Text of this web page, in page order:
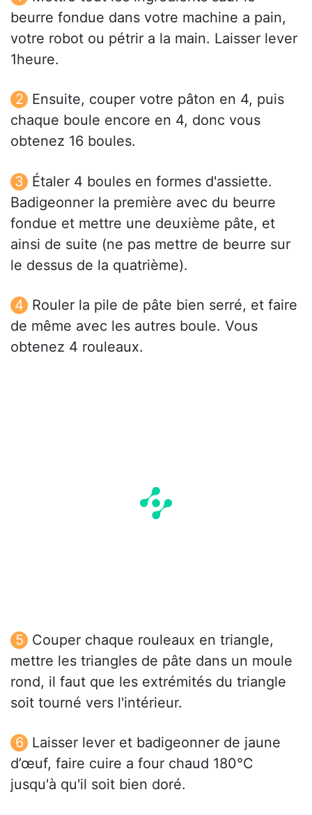
beurre fondue dans votre machine a pain,
votre robot ou pétrir a la main. Laisser lever
1heure.
Ensuite, couper votre pâton en 4, puis
chaque boule encore en 4, donc vous
obtenez 16 boules.
Étaler 4 boules en formes d'assiette.
Badigeonner la première avec du beurre
fondue et mettre une deuxième pâte, et
ainsi de suite (ne pas mettre de beurre sur
le dessus de la quatrième).
Rouler la pile de pâte bien serré, et faire
de même avec les autres boule. Vous
obtenez 4 rouleaux.
Couper chaque rouleaux en triangle,
mettre les triangles de pâte dans un moule
rond, il faut que les extrémités du triangle
soit tourné vers l'intérieur.
Laisser lever et badigeonner de jaune
d’œuf, faire cuire a four chaud 180°C
jusqu'à qu'il soit bien doré.